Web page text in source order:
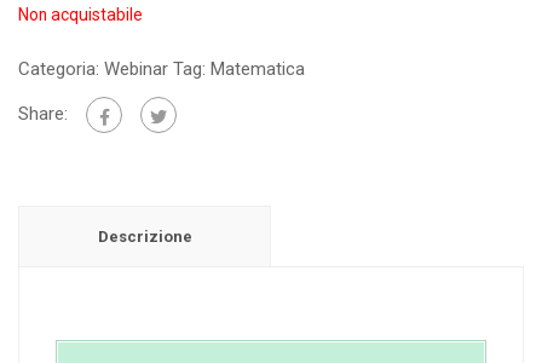
Non acquistabile
Categoria: Webinar Tag: Matematica
Share:
Descrizione